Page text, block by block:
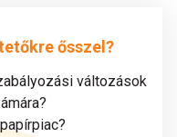
ősszel?
változások